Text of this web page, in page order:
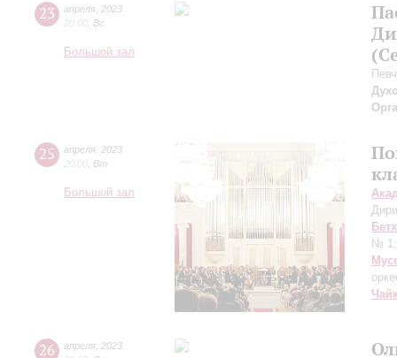
23 апреля 2023
20:00 Вс
Большой зал
25 апреля 2023
20:00 Вт
Большой зал
№
26 апреля 2023